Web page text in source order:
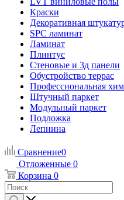
Краски
Декоративная
SPC ламинат
Ламинат
Плинтус
Стеновые и 3д панели
Обустройство террас
Профессиональная
Штучный паркет
Модульный паркет
Подложка
Лепнина
Сравнение0
Отложенные 0
Корзина 0